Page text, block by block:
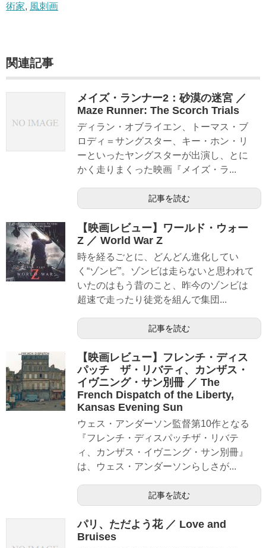
術家, 風刺画
関連記事
メイズ・ランナー2：砂漠の迷宮 ／
Maze Runner: The Scorch Trials
ディラン・オブライエン、トーマス・ブ
ロディ＝サングスター、キー・ホン・リ
ーといったヤングスターが出演し、とに
かく走りまくった映画『メイズ・ラ...
記事を読む
【映画レビュー】ワールド・ウォー
Z ／ World War Z
時を経るごとに、どんどん進化してい
く“ゾンビ”。ゾンビは走らないと思われて
いたのはもう昔のこと、昨今のゾンビは
超速で走ったり徒党を組んで集団...
記事を読む
【映画レビュー】フレンチ・ディス
パッチ ザ・リバティ、カンザス・
イヴニング・サン別冊 ／ The
French Dispatch of the Liberty,
Kansas Evening Sun
ウェス・アンダーソン監督第10作となる
『フレンチ・ディスパッチザ・リバテ
ィ、カンザス・イヴニング・サン別冊』
は、ウェス・アンダーソンらしさが...
記事を読む
パリ、ただよう花 ／ Love and
Bruises